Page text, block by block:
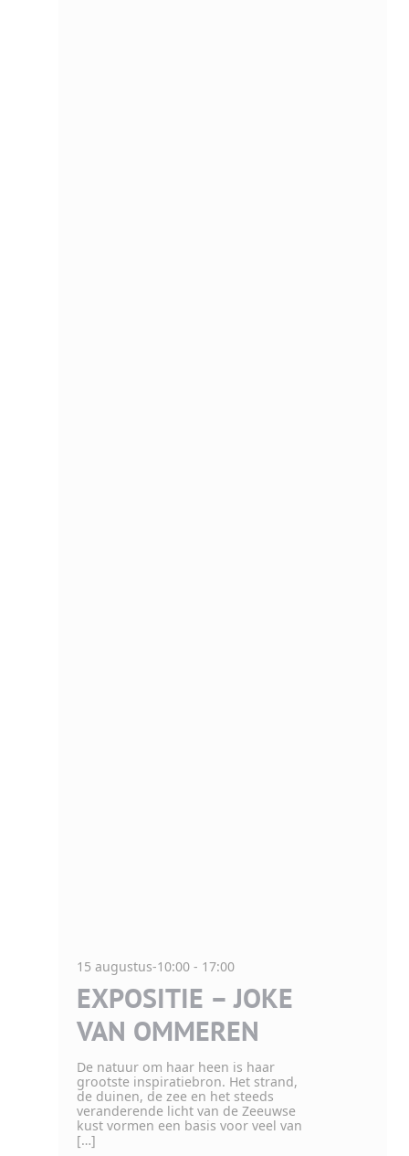
EXPOSITIE – JOKE
VAN OMMEREN
15 augustus-10:00 - 17:00
De natuur om haar heen is haar
grootste inspiratiebron. Het strand,
de duinen, de zee en het steeds
veranderende licht van de Zeeuwse
kust vormen een basis voor veel van
[…]